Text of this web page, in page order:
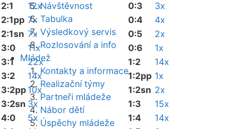
Návštěvnost
Tabulka
Výsledkový servis
Rozlosování a info
Mládež
Kontakty a informace
Realizační týmy
Partneři mládeže
Nábor dětí
Úspěchy mládeže
2:1
12x
2:1pp 7x
2:1sn 7x
3:0
11x
3:1
22x
3:2
14x
3:2pp10x
3:2sn 3x
4:0
5x
0:3
3x
0:4
4x
0:5
2x
0:6
1x
1:2
14x
1:2pp 1x
1:2sn 2x
1:3
15x
1:4
14x